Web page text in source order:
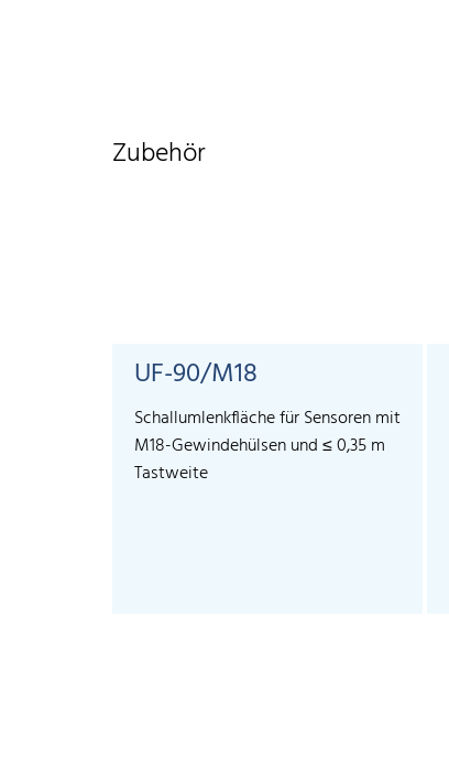
Zubehör
UF-90/M18
Schallumlenkfläche für Sensoren mit
M18-Gewindehülsen und ≤ 0,35 m
Tastweite